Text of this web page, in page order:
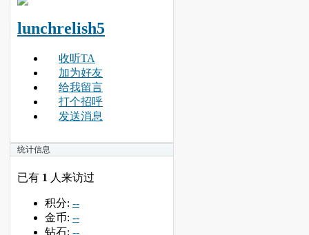
lunchrelish5
收听TA
加为好友
给我留言
打个招呼
发送消息
统计信息
已有 1 人来访过
积分: --
金币: --
钻石: --